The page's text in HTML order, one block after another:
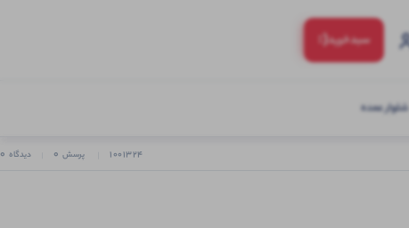
سبد‌خرید(:
شلوار عمده
1001324 پرسش 0 دیدگاه 0